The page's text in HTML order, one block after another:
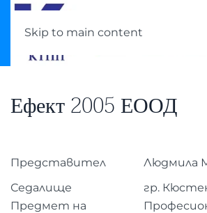
Skip to main content
Ефект 2005 ЕООД
Представител
Людмила
Седалище
гр.
Предмет на